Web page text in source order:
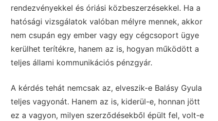
rendezvényekkel és óriási közbeszerzésekkel. Ha a
hatósági vizsgálatok valóban mélyre mennek, akkor
nem csupán egy ember vagy egy cégcsoport ügye
kerülhet terítékre, hanem az is, hogyan működött a
teljes állami kommunikációs pénzgyár.
A kérdés tehát nemcsak az, elveszik-e Balásy Gyula
teljes vagyonát. Hanem az is, kiderül-e, honnan jött
ez a vagyon, milyen szerződésekből épült fel, volt-e